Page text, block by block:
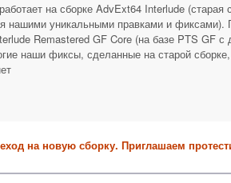
на сборке AdvExt64 Interlude
уникальными правками и фиксами).
Remastered GF Core (на базе PTS GF с
наши фиксы, сделанные на старой
на новую сборку. Приглашаем